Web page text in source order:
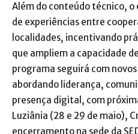
Além do conteúdo técnico,
de experiências entre
localidades, incentivando
que ampliem a capacidade
programa seguirá com
abordando liderança,
presença digital, com
Luziânia (28 e 29 de maio),
encerramento na sede da